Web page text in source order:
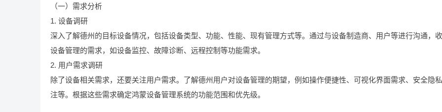
（一）需求分析
1. 设备调研
深入了解德州的目标设备情况，包括设备类型、功能、性能、现有管理方式等。通过与设备制造商、用户等进行沟通，
设备管理的需求，如设备监控、故障诊断、远程控制等功能需求。
2. 用户需求调研
除了设备相关需求，还要关注用户需求。了解德州用户对设备管理的期望，例如操作便捷性、可视化界面需求、安全隐
注等。根据这些需求确定鸿蒙设备管理系统的功能范围和优先级。